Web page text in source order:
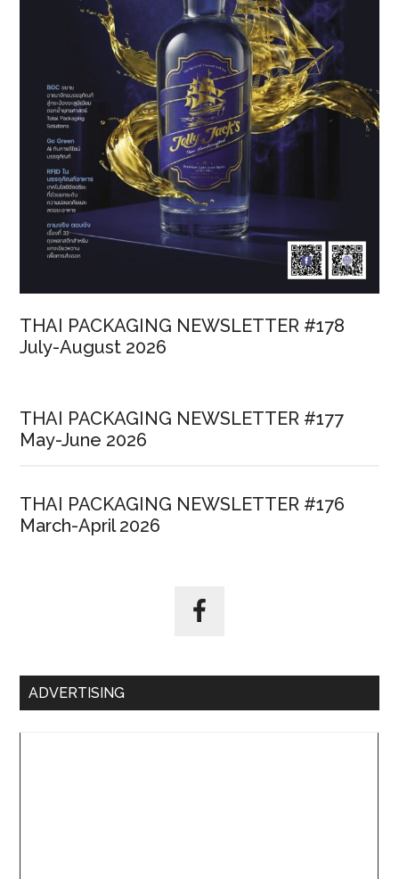
THAI PACKAGING NEWSLETTER #178
July-August 2026
THAI PACKAGING NEWSLETTER #177
May-June 2026
THAI PACKAGING NEWSLETTER #176
March-April 2026
ADVERTISING